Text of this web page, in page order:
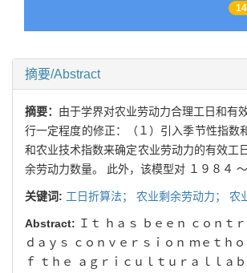
摘要/Abstract
摘要： 由于学界对农业劳动力合理工日和有
行一定程度的修正：（ １ ） 引入季节性指数
和农业技术指数来确定农业劳动力的有效工
余劳动力数量。 此外， 该模型对 １９８４
关键词: 工日折算法； 农业剩余劳动力； 农
Abstract: Ｉｔ ｈａｓ ｂｅｅｎ ｃｏｎｔ
ｄａｙｓ
ｃｏｎｖｅｒｓｉｏｎ ｍｅｔｈ
ｆ ｔｈｅ ａｇｒｉｃｕｌｔｕｒａｌ ｌａ